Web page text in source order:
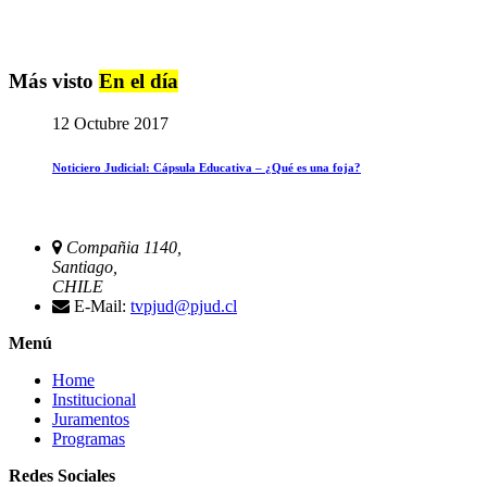
Más visto En el día
12 Octubre 2017
Noticiero Judicial: Cápsula Educativa – ¿Qué es una foja?
Compañia 1140,
Santiago,
CHILE
E-Mail: tvpjud@pjud.cl
Menú
Home
Institucional
Juramentos
Programas
Redes Sociales